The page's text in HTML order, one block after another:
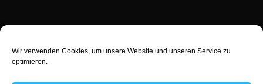
Wir verwenden Cookies, um unsere Website und unseren Service zu
optimieren.
Twitter Facebook Google